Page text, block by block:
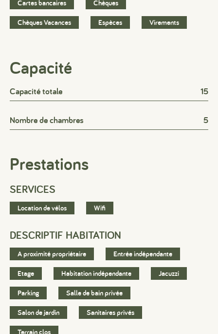
Cartes bancaires Chèques
Chèques Vacances Espèces Virements
Capacité
Capacité totale 15
Nombre de chambres 5
Prestations
SERVICES
Location de vélos Wifi
DESCRIPTIF HABITATION
A proximité propriétaire Entrée indépendante
Etage Habitation indépendante Jacuzzi
Parking Salle de bain privée
Salon de jardin Sanitaires privés
Terrain clos